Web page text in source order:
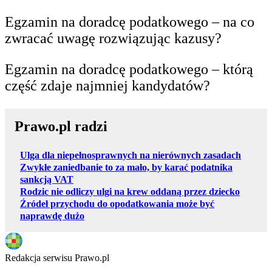
Egzamin na doradcę podatkowego – na co
zwracać uwagę rozwiązując kazusy?
Egzamin na doradcę podatkowego – którą
część zdaje najmniej kandydatów?
Prawo.pl radzi
Ulga dla niepełnosprawnych na nierównych zasadach
Zwykłe zaniedbanie to za mało, by karać podatnika
sankcją VAT
Rodzic nie odliczy ulgi na krew oddaną przez dziecko
Źródeł przychodu do opodatkowania może być
naprawdę dużo
Redakcja serwisu Prawo.pl